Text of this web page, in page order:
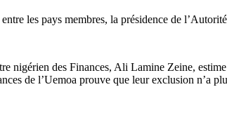
les pays membres, la présidence de
nigérien des Finances, Ali Lamine Zeine,
de l’Uemoa prouve que leur exclusion n’a